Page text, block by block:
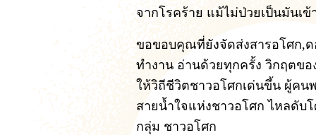
จากโรคร้าย แม้ไม่ป่วยเป็นมันเ
ขอขอบคุณที่ยังจัดส่งสารอโศก,ด
ทำงาน อ่านด้วยทุกครั้ง วิกฤตข
ให้วิถีชีวิตชาวอโศกเด่นขึ้น ผู้คน
สายน้ำใจแห่งชาวอโศก ไหลดับ
กลุ่ม ชาวอโศก